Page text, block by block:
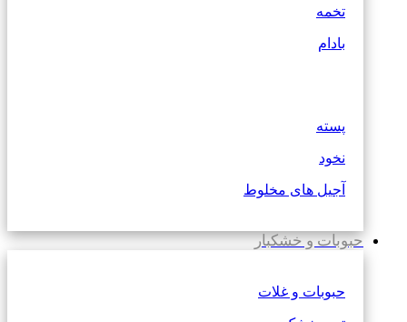
تخمه
بادام
پسته
نخود
آجیل های مخلوط
حبوبات و خشکبار
حبوبات و غلات